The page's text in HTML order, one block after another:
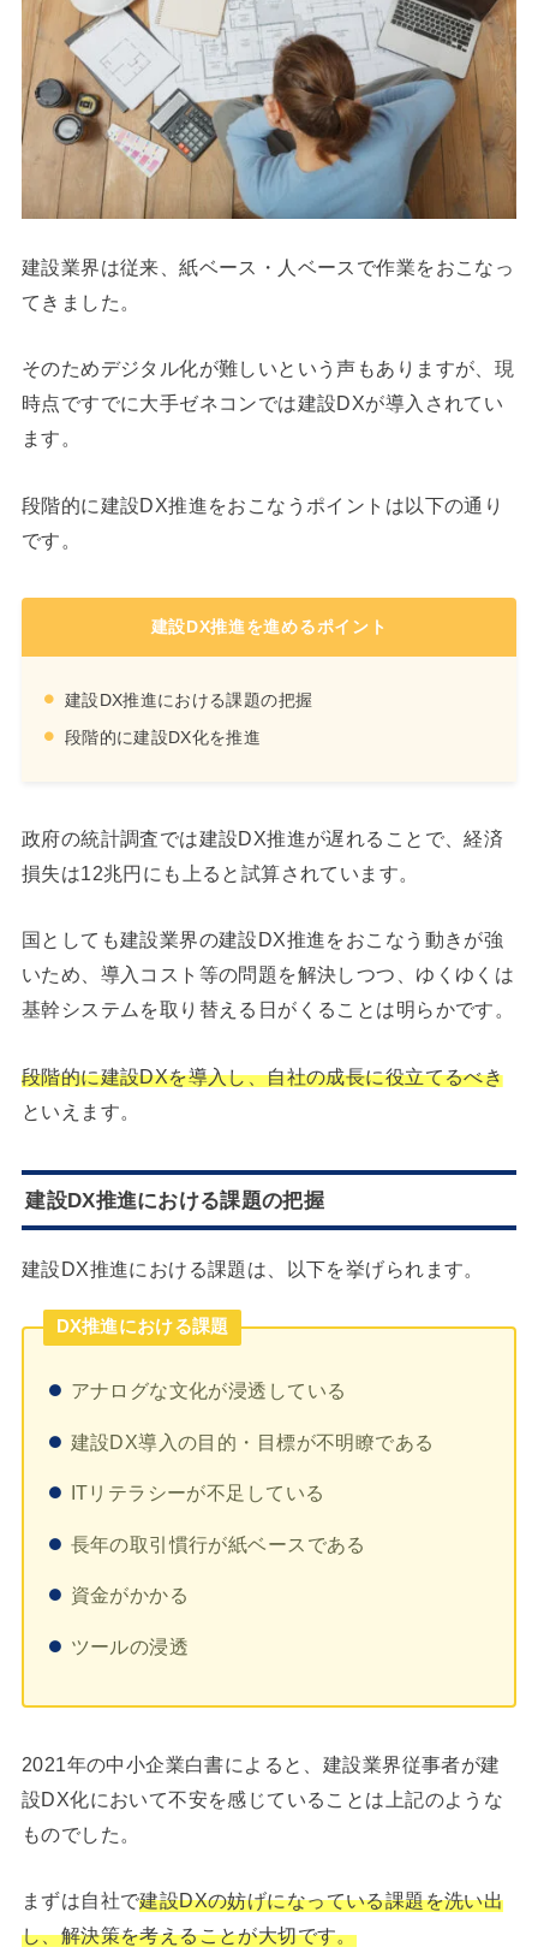
建設業界は従来、紙ベース・人ベースで作業をおこなっ
てきました。
そのためデジタル化が難しいという声もありますが、現
時点ですでに大手ゼネコンでは建設DXが導入されてい
ます。
段階的に建設DX推進をおこなうポイントは以下の通り
です。
建設DX推進を進めるポイント
建設DX推進における課題の把握
段階的に建設DX化を推進
政府の統計調査では建設DX推進が遅れることで、経済
損失は12兆円にも上ると試算されています。
国としても建設業界の建設DX推進をおこなう動きが強
いため、導入コスト等の問題を解決しつつ、ゆくゆくは
基幹システムを取り替える日がくることは明らかです。
段階的に建設DXを導入し、自社の成長に役立てるべき
といえます。
建設DX推進における課題の把握
建設DX推進における課題は、以下を挙げられます。
DX推進における課題
アナログな文化が浸透している
建設DX導入の目的・目標が不明瞭である
ITリテラシーが不足している
長年の取引慣行が紙ベースである
資金がかかる
ツールの浸透
2021年の中小企業白書によると、建設業界従事者が建
設DX化において不安を感じていることは上記のような
ものでした。
まずは自社で建設DXの妨げになっている課題を洗い出
し、解決策を考えることが大切です。